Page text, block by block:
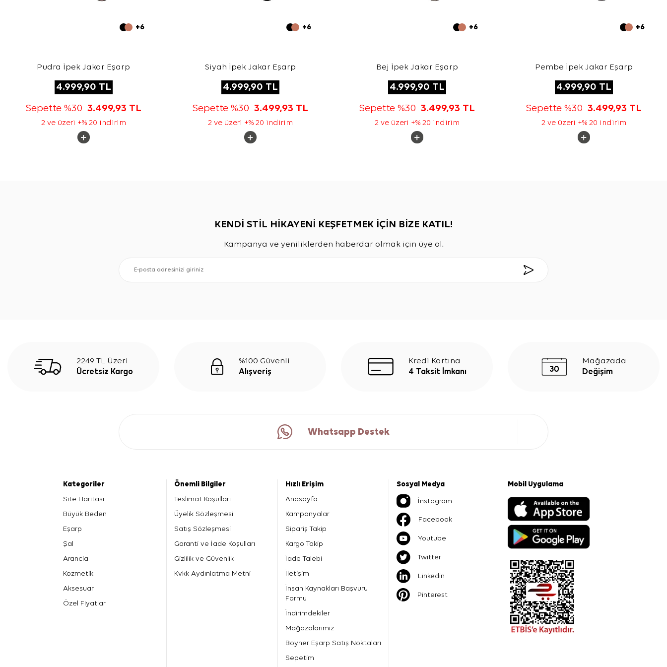
+6
Pudra İpek Jakar Eşarp
4.999,90 TL
Sepette %30 3.499,93 TL
2 ve üzeri +% 20 indirim
+6
Siyah İpek Jakar Eşarp
4.999,90 TL
Sepette %30 3.499,93 TL
2 ve üzeri +% 20 indirim
+6
Bej İpek Jakar Eşarp
4.999,90 TL
Sepette %30 3.499,93 TL
2 ve üzeri +% 20 indirim
+6
Pembe İpek Jakar Eşarp
4.999,90 TL
Sepette %30 3.499,93 TL
2 ve üzeri +% 20 indirim
KENDİ STİL HİKAYENİ KEŞFETMEK İÇİN BİZE KATIL!
Kampanya ve yeniliklerden haberdar olmak için üye ol.
2249 TL Üzeri
Ücretsiz Kargo
%100 Güvenli
Alışveriş
Kredi Kartına
4 Taksit İmkanı
Mağazada
Değişim
Whatsapp Destek
Kategoriler
Site Haritası
Büyük Beden
Eşarp
Şal
Arancia
Kozmetik
Aksesuar
Özel Fiyatlar
Önemli Bilgiler
Teslimat Koşulları
Üyelik Sözleşmesi
Satış Sözleşmesi
Garanti ve İade Koşulları
Gizlilik ve Güvenlik
Kvkk Aydınlatma Metni
Hızlı Erişim
Anasayfa
Kampanyalar
Sipariş Takip
Kargo Takip
İade Talebi
İletişim
İnsan Kaynakları Başvuru
Formu
İndirimdekiler
Mağazalarımız
Boyner Eşarp Satış Noktaları
Sepetim
Sosyal Medya
İnstagram
Facebook
Youtube
Twitter
Linkedin
Pinterest
Mobil Uygulama